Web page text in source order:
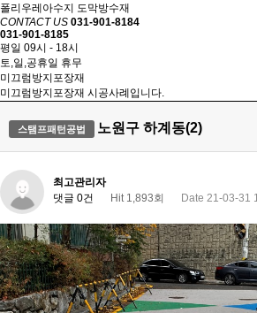
폴리우레아수지 도막방수재
CONTACT US 031-901-8184
031-901-8185
평일 09시 - 18시
토,일,공휴일 휴무
미끄럼방지포장재
미끄럼방지포장재 시공사례입니다.
스탬프패턴공법 노원구 하계동(2)
최고관리자
댓글 0건
Hit 1,893회 Date 21-03-31